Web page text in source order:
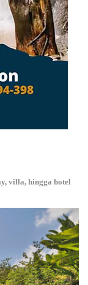
villa, hingga hotel